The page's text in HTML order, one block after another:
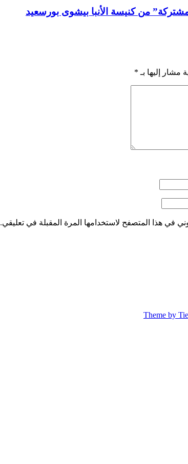
من كنيسة الأنبا بيشوى بورسعيد
مشار إليها بـ *
في هذا المتصفح لاستخدامها المرة المقبلة في تعليقي.